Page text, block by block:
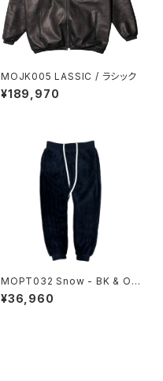
MOJK005 LASSIC / ラシック
¥189,970
MOPT032 Snow - BK & OL
-
¥36,960